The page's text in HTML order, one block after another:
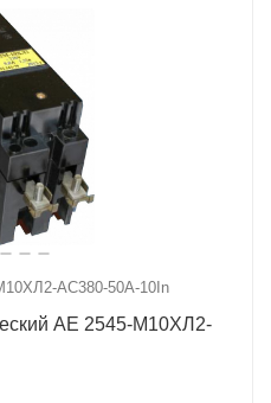
AC380-50А-10In
АЕ 2545-М10ХЛ2-